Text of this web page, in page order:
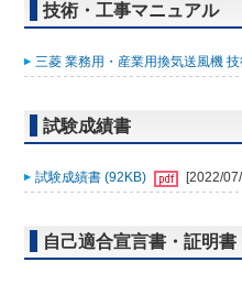
技術・工事マニュアル
三菱 業務用・産業用換気送風機
試験成績書
試験成績書 (92KB) [2022/
自己適合宣言書・証明書